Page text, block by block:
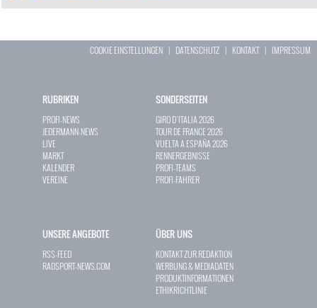
COOKIE EINSTELLUNGEN | DATENSCHUTZ | KONTAKT| IMPRESSUM
RUBRIKEN
PROFI-NEWS
JEDERMANN-NEWS
LIVE
MARKT
KALENDER
VEREINE
SONDERSEITEN
GIRO D`ITALIA 2026
TOUR DE FRANCE 2026
VUELTA A ESPAÑA 2026
RENNERGEBNISSE
PROFI-TEAMS
PROFI-FAHRER
UNSERE ANGEBOTE
RSS-FEED
RADSPORT-NEWS.COM
ÜBER UNS
KONTAKT ZUR REDAKTION
WERBUNG & MEDIADATEN
PRODUKTINFORMATIONEN
ETHIKRICHTLINIE